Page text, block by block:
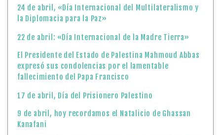
24 de abril, «Día Internacional del Multilateralismo y
la Diplomacia para la Paz»
22 de abril: «Día Internacional de la Madre Tierra»
El Presidente del Estado de Palestina Mahmoud Abbas
expresó sus condolencias por el lamentable
fallecimiento del Papa Francisco
17 de abril, Día del Prisionero Palestino
9 de abril, hoy recordamos el Natalicio de Ghassan
Kanafani